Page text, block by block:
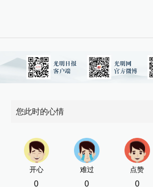
您此时的心情
开心
0
难过
0
点赞
0